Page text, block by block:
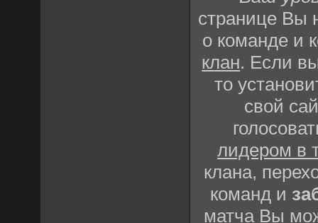
странице Вы
о команде и
клан. Если
то
свой
лидером в
клана,
команд и
матча Вы